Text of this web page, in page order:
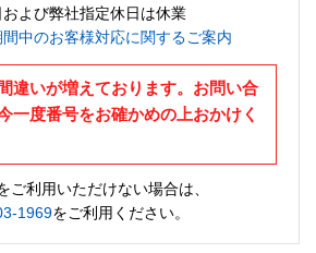
よび弊社指定休日は休業
中のお客様対応に関するご案内
違いが増えております。お問い合
一度番号をお確かめの上おかけく
ご利用いただけない場合は、
1969をご利用ください。